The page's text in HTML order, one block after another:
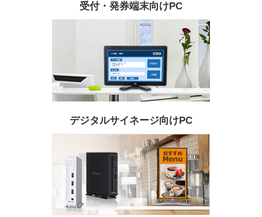
受付・発券端末向けPC
デジタルサイネージ向けPC